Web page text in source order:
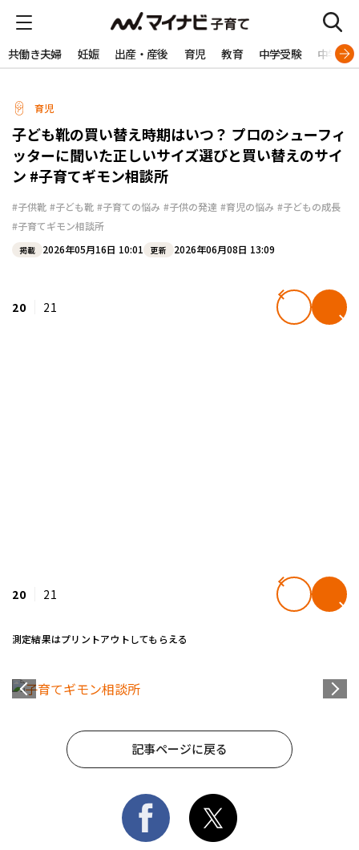
共働き夫婦 妊娠 出産・産後 育児 教育 中学受験 中学生
育児
子ども靴の買い替え時期はいつ？ プロのシューフィ
ッターに聞いた正しいサイズ選びと買い替えのサイ
ン #子育てギモン相談所
#子供靴 #子ども靴 #子育ての悩み #子供の発達 #育児の悩み #子どもの成長
#子育てギモン相談所
掲載 2026年05月16日 10:01 更新 2026年06月08日 13:09
20 21
20 21
測定結果はプリントアウトしてもらえる
記事ページに戻る